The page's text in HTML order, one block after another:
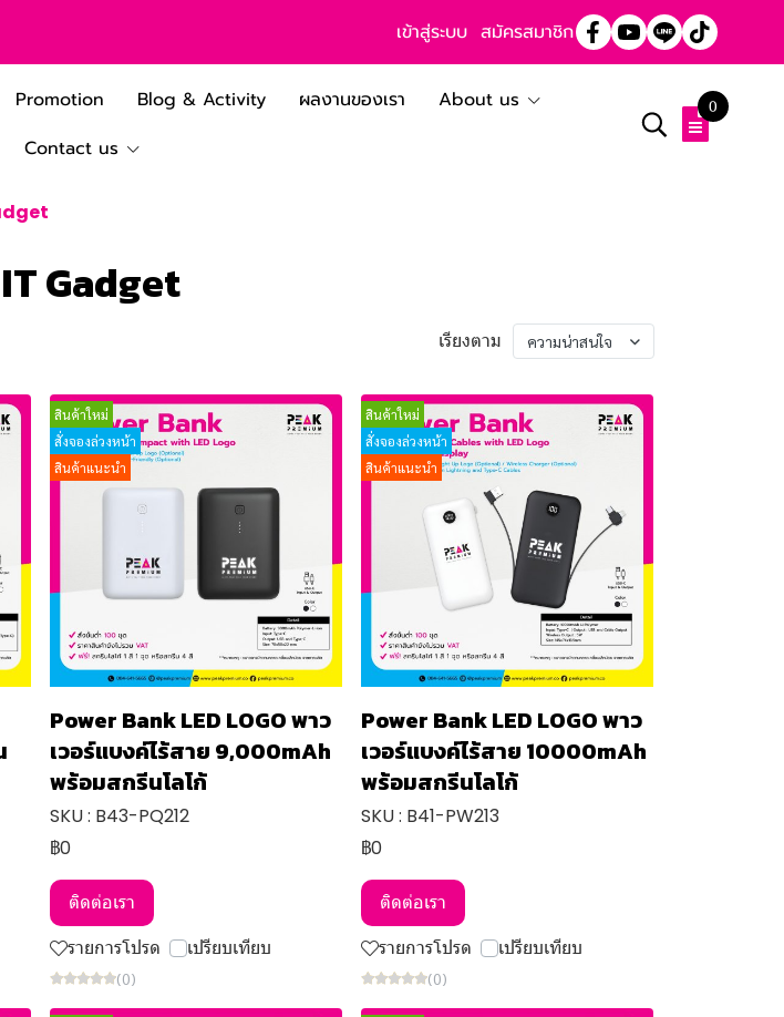
เข้าสู่ระบบ สมัครสมาชิก
Promotion Blog & Activity ผลงานของเรา
About us
Contact us
0
Gadget
เรียงตาม ความน่าสนใจ
สินค้าใหม่
สั่งจองล่วงหน้า
สินค้าแนะนำ
Power Bank LED LOGO พาว
เวอร์แบงค์ไร้สาย 9,000mAh
พร้อมสกรีนโลโก้
SKU : B43-PQ212
฿0
ติดต่อเรา
รายการโปรด
เปรียบเทียบ
(0)
สินค้าใหม่
สั่งจองล่วงหน้า
สินค้าแนะนำ
Power Bank LED LOGO พาว
เวอร์แบงค์ไร้สาย 10000mAh
พร้อมสกรีนโลโก้
SKU : B41-PW213
฿0
ติดต่อเรา
รายการโปรด
เปรียบเทียบ
(0)